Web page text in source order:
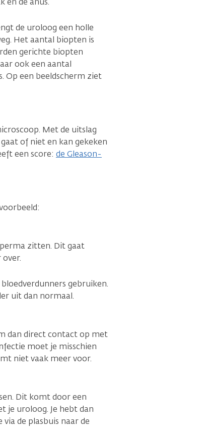
de uroloog een holle
Het aantal biopten is
gerichte biopten
ook een aantal
Op een beeldscherm ziet
Met de uitslag
of niet en kan gekeken
een score: de Gleason-
zitten. Dit gaat
gebruiken.
uit dan normaal.
dan direct contact op met
moet je misschien
niet vaak meer voor.
Dit komt door een
je uroloog. Je hebt dan
de plasbuis naar de